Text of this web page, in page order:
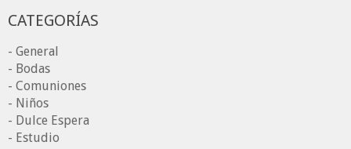
CATEGORÍAS
- General
- Bodas
- Comuniones
- Niños
- Dulce Espera
- Estudio